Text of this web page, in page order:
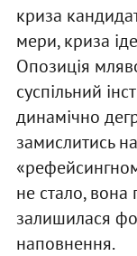
криза
мери, криза
Опозиція
суспільний
динамічно
замислитись
не стало, вона
залишилася
наповнення.